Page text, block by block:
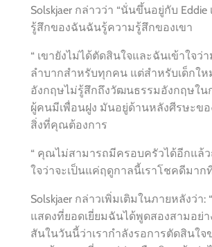
Solskjaer กล่าวว่า “นั่นขึ้นอยู่กับ Eddie
รู้สึกของฉันฉันรู้ความรู้สึกของเขา
“ เขายังไม่ได้ตัดสินใจและฉันเข้าใจว่
ลำบากสำหรับทุกคน แต่สำหรับเด็กใ
อังกฤษไม่รู้สึกถึงวัฒนธรรมอังกฤษใน
ผู้คนมีเพื่อนฝูง มันอยู่ด้านหลังศีรษะข
สิ่งที่คุณต้องการ
“ คุณไม่สามารถมีครอบครัวได้อีกแล้
ใจว่าจะเป็นแค่ฤดูกาลนี้เราโชคดีมาก
Solskjaer กล่าวเพิ่มเติมในภายหลังว่า:
แสดงที่ยอดเยี่ยมฉันได้พูดสองสามอย่า
สันในวันนี้ว่าเรากำลังรอการตัดสินใจ